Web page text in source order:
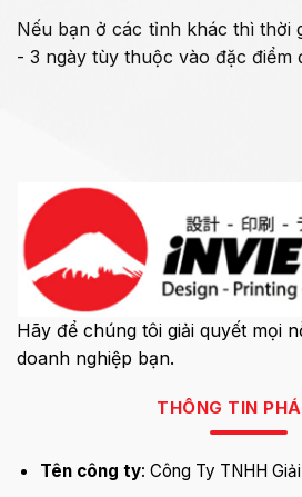
Nếu bạn ở các tỉnh khác thì thời
- 3 ngày tùy thuộc vào đặc điểm
Hãy để chúng tôi giải quyết mọi
doanh nghiệp bạn.
THÔNG TIN
Tên công ty: Công Ty TNHH